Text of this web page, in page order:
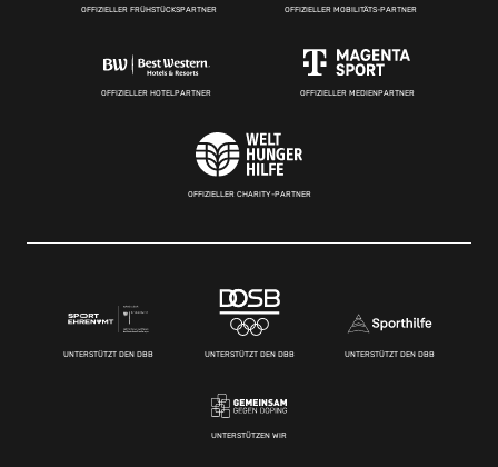
OFFIZIELLER FRÜHSTÜCKSPARTNER OFFIZIELLER MOBILITÄTS-PARTNER
OFFIZIELLER HOTELPARTNER OFFIZIELLER MEDIENPARTNER
OFFIZIELLER CHARITY-PARTNER
UNTERSTÜTZT DEN DBB UNTERSTÜTZT DEN DBB UNTERSTÜTZT DEN DBB
UNTERSTÜTZEN WIR